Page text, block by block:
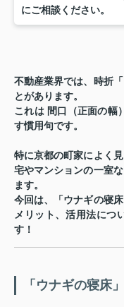
にご相談ください。
不動産業界では、時折
とがあります。
これは 間口（正面の幅
す慣用句です。
特に京都の町家によく
宅やマンションの一室
ます。
今回は、「ウナギの寝
メリット、活用法につ
す！
「ウナギの寝床